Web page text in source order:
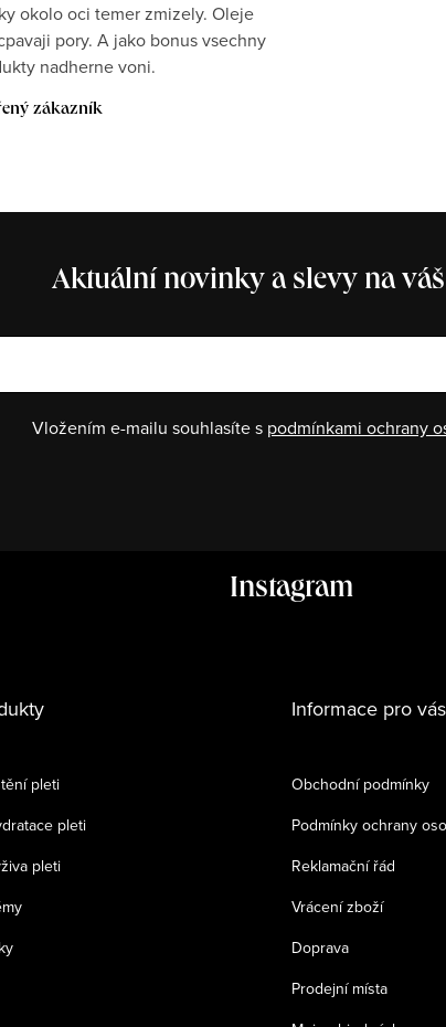
okolo oci temer zmizely. Oleje
pory. A jako bonus vsechny
nadherne voni.
zákazník
Aktuální novinky a slevy na
Vložením e-mailu souhlasíte s podmínkami ochrany
Instagram
pleti
pleti
pleti
Informace pro vás
Obchodní podmínky
Podmínky ochrany
Reklamační řád
Vrácení zboží
Doprava
Prodejní místa